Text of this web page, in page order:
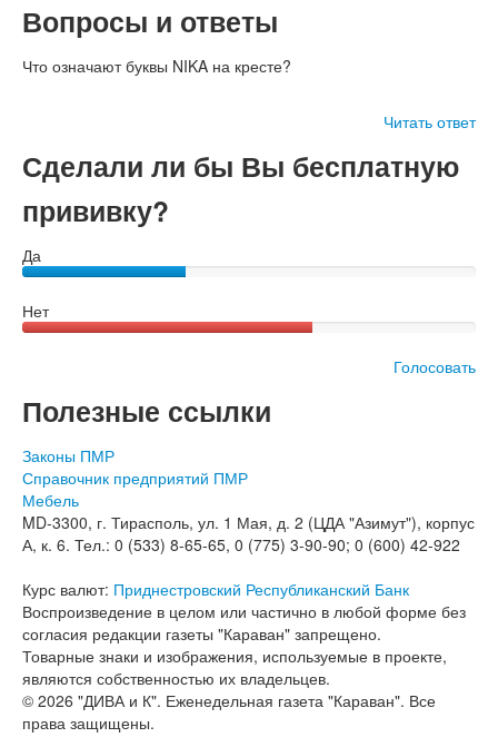
Вопросы и ответы
Что означают буквы NIKA на кресте?
Читать ответ
Сделали ли бы Вы бесплатную
прививку?
Да
Нет
Голосовать
Полезные ссылки
Законы ПМР
Справочник предприятий ПМР
Мебель
MD-3300, г. Тирасполь, ул. 1 Мая, д. 2 (ЦДА "Азимут"), корпус
А, к. 6. Тел.: 0 (533) 8-65-65, 0 (775) 3-90-90; 0 (600) 42-922
Курс валют: Приднестровский Республиканский Банк
Воспроизведение в целом или частично в любой форме без
согласия редакции газеты "Караван" запрещено.
Товарные знаки и изображения, используемые в проекте,
являются собственностью их владельцев.
© 2026 "ДИВА и К". Еженедельная газета "Караван". Все
права защищены.